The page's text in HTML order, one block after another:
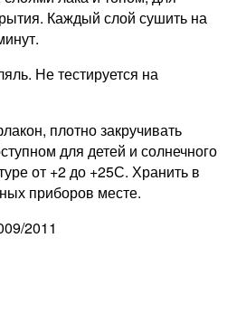
Каждый слой сушить на
Не тестируется на
плотно закручивать
для детей и солнечного
от +2 до +25С. Хранить в
приборов месте.
2011